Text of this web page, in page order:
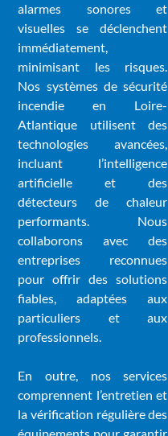
alarmes sonores et
visuelles se déclenchent
immédiatement,
minimisant les risques.
Nos systèmes de sécurité
incendie en Loire-
Atlantique utilisent des
technologies avancées,
incluant l’intelligence
artificielle et des
détecteurs de chaleur
performants. Nous
collaborons avec des
entreprises reconnues
pour offrir des solutions
fiables, adaptées aux
particuliers et aux
professionnels.
En outre, nos services
comprennent l’entretien et
la vérification régulière des